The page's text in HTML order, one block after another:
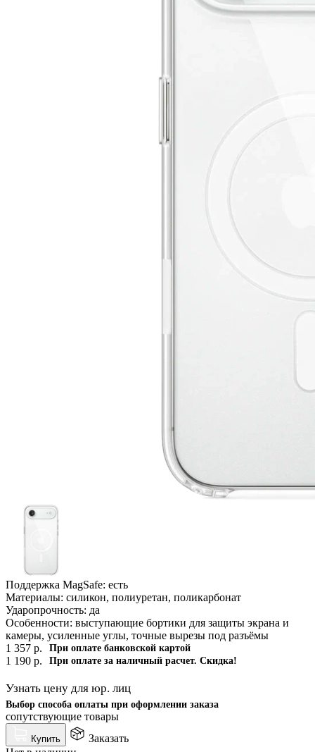
Поддержка MagSafe: есть
Материалы: силикон, полиуретан, поликарбонат
Ударопрочность: да
Особенности: выступающие бортики для защиты экрана и
камеры, усиленные углы, точные вырезы под разъёмы
1 357 р. При оплате банковской картой
1 190 р. При оплате за наличный расчет. Скидка!
Узнать цену для юр. лиц
Выбор способа оплаты при оформлении заказа
сопутствующие товары
Купить
Заказать